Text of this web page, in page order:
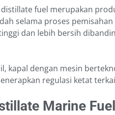
fuel merupakan
selama proses
dan lebih bersih
kapal dengan mesin
regulasi ketat
Marine Fuel